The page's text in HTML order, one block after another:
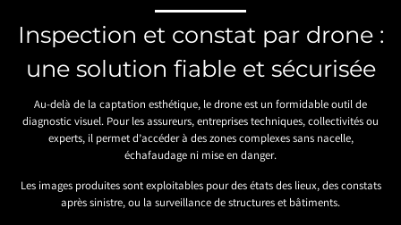
Inspection et constat par drone :
une solution fiable et sécurisée
Au-delà de la captation esthétique, le drone est un formidable outil de
diagnostic visuel. Pour les assureurs, entreprises techniques, collectivités ou
experts, il permet d’accéder à des zones complexes sans nacelle,
échafaudage ni mise en danger.
Les images produites sont exploitables pour des états des lieux, des constats
après sinistre, ou la surveillance de structures et bâtiments.